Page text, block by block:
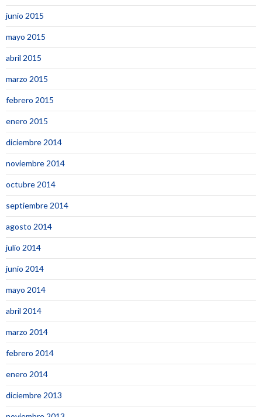
junio 2015
mayo 2015
abril 2015
marzo 2015
febrero 2015
enero 2015
diciembre 2014
noviembre 2014
octubre 2014
septiembre 2014
agosto 2014
julio 2014
junio 2014
mayo 2014
abril 2014
marzo 2014
febrero 2014
enero 2014
diciembre 2013